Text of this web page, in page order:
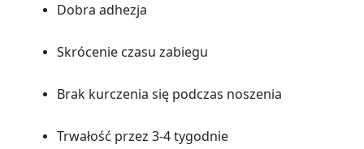
Dobra adhezja
Skrócenie czasu zabiegu
Brak kurczenia się podczas noszenia
Trwałość przez 3-4 tygodnie